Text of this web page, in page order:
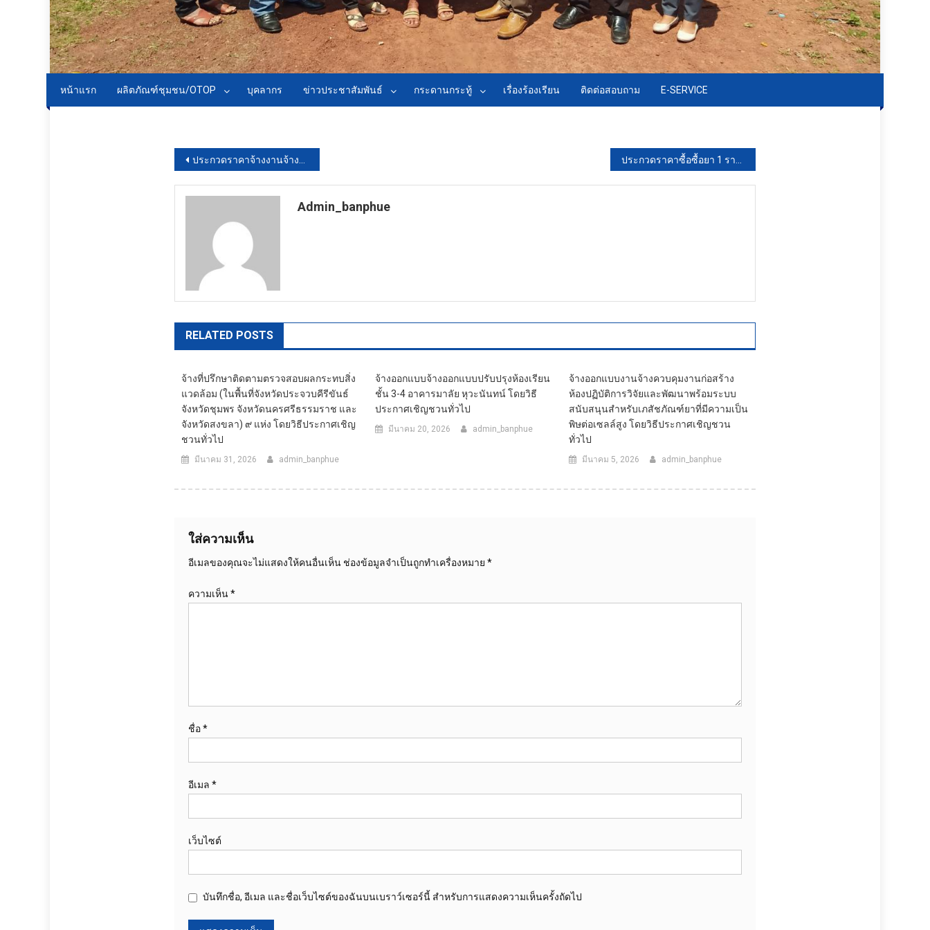
หน้าแรก ผลิตภัณฑ์ชุมชน/OTOP บุคลากร ข่าวประชาสัมพันธ์ กระดานกระทู้ เรื่องร้องเรียน ติดต่อสอบถาม E-SERVICE
แนะแนว
เรื่อง
ประกวดราคาจ้างงานจ้างพิมพ์แบบพิมพ์เกี่ยวกับงานจ่ายดอกเบี้ยและไถ่ถอนเงินต้นพันธบัตร 4 แบบ ด้วยวิธีประกวดราคาอิเล็กทรอนิกส์ (e-bidding)
Admin_banphue
RELATED POSTS
จ้างที่ปรึกษาติดตามตรวจสอบผลกระทบสิ่ง
แวดล้อม (ในพื้นที่จังหวัดประจวบคีรีขันธ์
จังหวัดชุมพร จังหวัดนครศรีธรรมราช และ
จังหวัดสงขลา) ๙ แห่ง โดยวิธีประกาศเชิญ
ชวนทั่วไป
มีนาคม 31, 2026 admin_banphue
จ้างออกแบบจ้างออกแบบปรับปรุงห้องเรียน
ชั้น 3-4 อาคารมาลัย หุวะนันทน์ โดยวิธี
ประกาศเชิญชวนทั่วไป
มีนาคม 20, 2026 admin_banphue
จ้างออกแบบงานจ้างควบคุมงานก่อสร้าง
ห้องปฏิบัติการวิจัยและพัฒนาพร้อมระบบ
สนับสนุนสำหรับเภสัชภัณฑ์ยาที่มีความเป็น
พิษต่อเซลล์สูง โดยวิธีประกาศเชิญชวน
ทั่วไป
มีนาคม 5, 2026 admin_banphue
ใส่ความเห็น
อีเมลของคุณจะไม่แสดงให้คนอื่นเห็น ช่องข้อมูลจำเป็นถูกทำเครื่องหมาย *
ความเห็น*
ชื่อ*
อีเมล *
เว็บไซต์
บันทึกชื่อ, อีเมล และชื่อเว็บไซต์ของฉันบนเบราว์เซอร์นี้ สำหรับการแสดงความเห็นครั้งถัดไป